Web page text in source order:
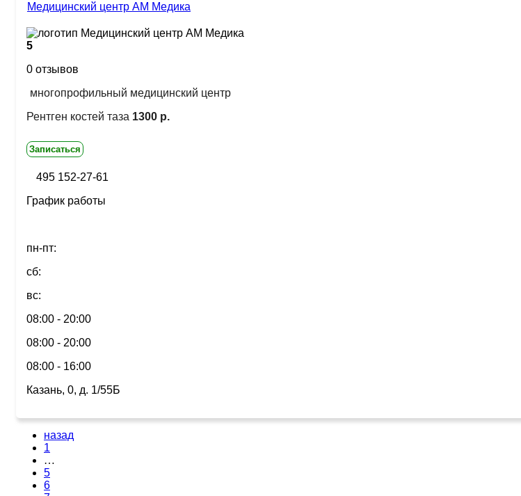
Медицинский центр АМ Медика
5
0 отзывов
многопрофильный медицинский центр
Рентген костей таза 1300 р.
Записаться
495 152-27-61
График работы
пн-пт:
сб:
вс:
08:00 - 20:00
08:00 - 20:00
08:00 - 16:00
Казань, 0, д. 1/55Б
назад
1
…
5
6